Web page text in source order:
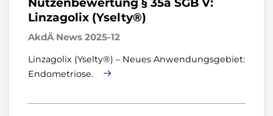
Linzagolix (Yselty®)
AkdÄ News 2025-12
Linzagolix (Yselty®) – Neues Anwendungsgebiet:
Endometriose.